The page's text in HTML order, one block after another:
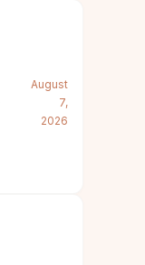
August
7,
2026